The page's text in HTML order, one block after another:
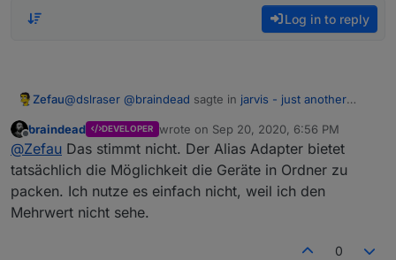
Log in to reply
Zefau@dslraser @braindead sagte in jarvis - just another
Der Unterschied zu mir ist, dass ich meine Geräte
nicht in Ordner gepackt habe.
Die offizielle Struktur des Adapters legt einen Channel
für das Gerät an:
alias.0
alle
Offline
braindead DEVELOPER wrote on Sep 20, 2020, 6:56 PM
last edited by
@Zefau Das stimmt nicht. Der Alias Adapter bietet
tatsächlich die Möglichkeit die Geräte in Ordner zu
packen. Ich nutze es einfach nicht, weil ich den
Mehrwert nicht sehe.
0